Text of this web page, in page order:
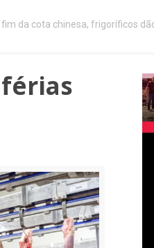
fim da cota chinesa, frigoríficos